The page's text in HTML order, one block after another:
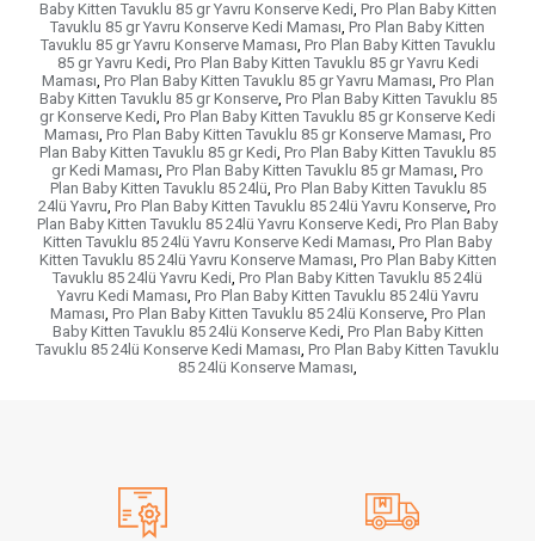
Baby Kitten Tavuklu 85 gr Yavru Konserve Kedi Pro Plan Baby Kitten
Tavuklu 85 gr Yavru Konserve Kedi Maması Pro Plan Baby Kitten
Tavuklu 85 gr Yavru Konserve Maması Pro Plan Baby Kitten Tavuklu
85 gr Yavru Kedi Pro Plan Baby Kitten Tavuklu 85 gr Yavru Kedi
Maması Pro Plan Baby Kitten Tavuklu 85 gr Yavru Maması Pro Plan
Baby Kitten Tavuklu 85 gr Konserve, Pro Plan Baby Kitten Tavuklu 85
gr Konserve Kedi Pro Plan Baby Kitten Tavuklu 85 gr Konserve Kedi
Maması Pro Plan Baby Kitten Tavuklu 85 gr Konserve Maması Pro
Plan Baby Kitten Tavuklu 85 gr Kedi Pro Plan Baby Kitten Tavuklu 85
gr Kedi Maması Pro Plan Baby Kitten Tavuklu 85 gr Maması Pro
Plan Baby Kitten Tavuklu 85 24lü Pro Plan Baby Kitten Tavuklu 85
24lü Yavru Pro Plan Baby Kitten Tavuklu 85 24lü Yavru Konserve Pro
Plan Baby Kitten Tavuklu 85 24lü Yavru Konserve Kedi Pro Plan Baby
Kitten Tavuklu 85 24lü Yavru Konserve Kedi Maması Pro Plan Baby
Kitten Tavuklu 85 24lü Yavru Konserve Maması Pro Plan Baby Kitten
Tavuklu 85 24lü Yavru Kedi Pro Plan Baby Kitten Tavuklu 85 24lü
Yavru Kedi Maması Pro Plan Baby Kitten Tavuklu 85 24lü Yavru
Maması Pro Plan Baby Kitten Tavuklu 85 24lü Konserve, Pro Plan
Baby Kitten Tavuklu 85 24lü Konserve Kedi Pro Plan Baby Kitten
Tavuklu 85 24lü Konserve Kedi Maması Pro Plan Baby Kitten Tavuklu
85 24lü Konserve Maması